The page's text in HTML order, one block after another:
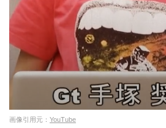
画像引用元： YouTube